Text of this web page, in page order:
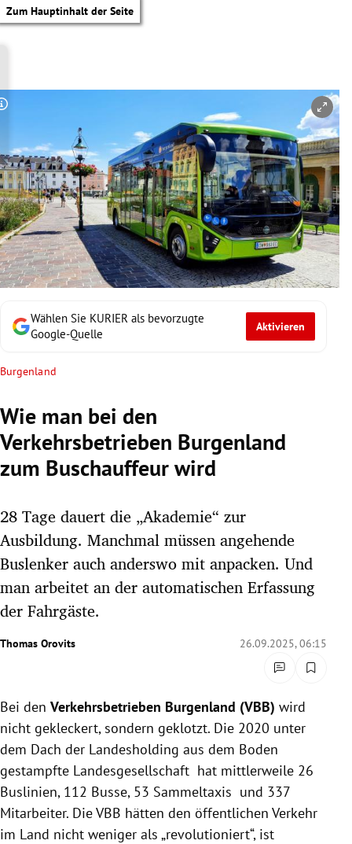
Zum Hauptinhalt der Seite
Untermenü
Untermenü
Untermenü
Untermenü
Untermenü
Untermenü
Untermenü
Wählen Sie KURIER als bevorzugte
Google-Quelle
Aktivieren
Burgenland
Wie man bei den
Verkehrsbetrieben Burgenland
zum Buschauffeur wird
28 Tage dauert die „Akademie“ zur
Ausbildung. Manchmal müssen angehende
Buslenker auch anderswo mit anpacken. Und
man arbeitet an der automatischen Erfassung
der Fahrgäste.
Thomas Orovits 26.09.2025, 06:15
Copyright-Hinweis öffnen/schließen
Bei den Verkehrsbetrieben Burgenland (VBB) wird
nicht gekleckert, sondern geklotzt. Die 2020 unter
dem Dach der Landesholding aus dem Boden
gestampfte Landesgesellschaft hat mittlerweile 26
Buslinien, 112 Busse, 53 Sammeltaxis und 337
Mitarbeiter. Die VBB hätten den öffentlichen Verkehr
im Land nicht weniger als „revolutioniert“, ist